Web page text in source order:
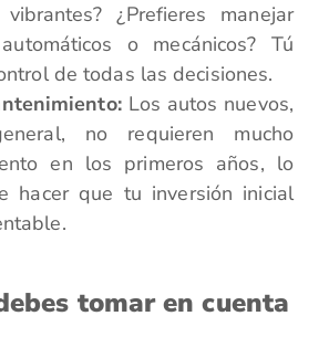
¿Prefieres manejar
o mecánicos? Tú
de todas las decisiones.
Los autos nuevos,
no requieren mucho
en los primeros años, lo
hacer que tu inversión inicial
tomar en cuenta